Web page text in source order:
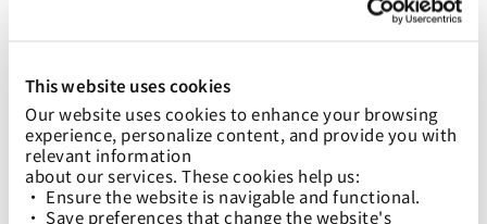
This website uses cookies
Our website uses cookies to enhance your browsing
experience, personalize content, and provide you with
relevant information
about our services. These cookies help us:
• Ensure the website is navigable and functional.
• Save preferences that change the website's
生
独立非执行
董事
Das s/o
Rajagopal
Sitaram
独立非执行
独立非执行
董事